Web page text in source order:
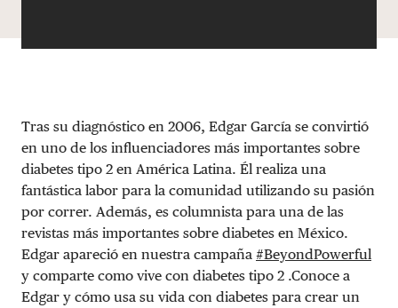
Tras su diagnóstico en 2006, Edgar García se convirtió
en uno de los influenciadores más importantes sobre
diabetes tipo 2 en América Latina. Él realiza una
fantástica labor para la comunidad utilizando su pasión
por correr. Además, es columnista para una de las
revistas más importantes sobre diabetes en México.
Edgar apareció en nuestra campaña #BeyondPowerful
y comparte como vive con diabetes tipo 2 .Conoce a
Edgar y cómo usa su vida con diabetes para crear un